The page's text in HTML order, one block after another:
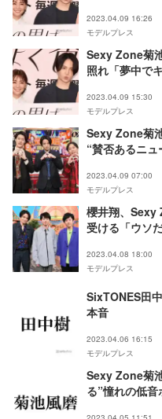
2023.04.09 16:26
モデルプレス
Sexy Zone菊
照れ「夢中で
2023.04.09 15:30
モデルプレス
Sexy Zone菊
“賛否あるニ
2023.04.09 07:00
モデルプレス
櫻井翔、Sexy
受ける「ウソ
2023.04.08 18:00
モデルプレス
SixTONES田
本音
2023.04.06 16:15
モデルプレス
Sexy Zone菊
る”憧れの低